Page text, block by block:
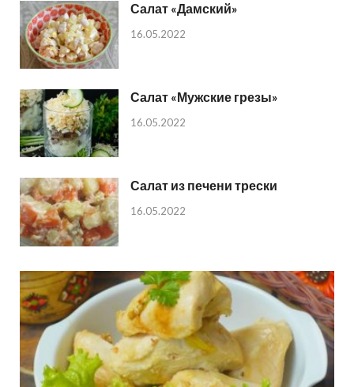
Салат «Дамский»
16.05.2022
Салат «Мужские грезы»
16.05.2022
Салат из печени трески
16.05.2022